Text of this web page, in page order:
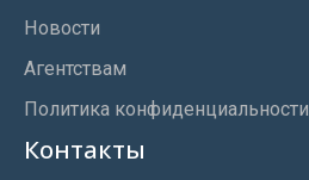
Новости
Агентствам
Политика конфиденциальности
Контакты